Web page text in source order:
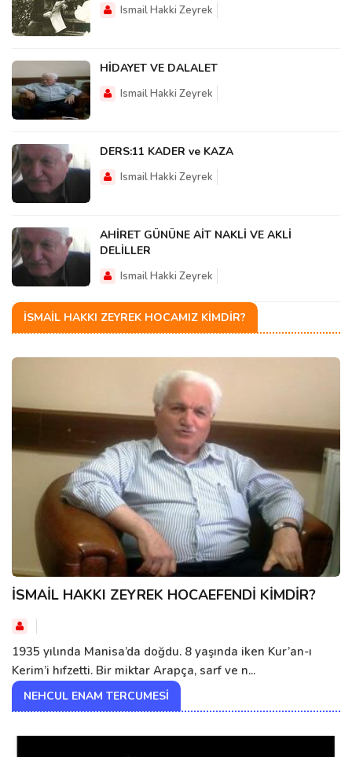
Ismail Hakki Zeyrek
HİDAYET VE DALALET
Ismail Hakki Zeyrek
DERS:11 KADER ve KAZA
Ismail Hakki Zeyrek
AHİRET GÜNÜNE AİT NAKLİ VE AKLİ
DELİLLER
Ismail Hakki Zeyrek
İSMAIL HAKKI ZEYREK HOCAMIZ KIMDIR?
İSMAİL HAKKI ZEYREK HOCAEFENDİ KİMDİR?
1935 yılında Manisa’da doğdu. 8 yaşında iken Kur’an-ı
Kerim’i hıfzetti. Bir miktar Arapça, sarf ve n...
NEHCUL ENAM TERCUMESI